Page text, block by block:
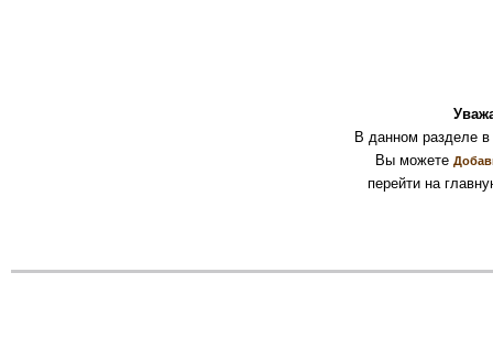
В данном разделе
Вы можете
перейти на